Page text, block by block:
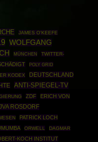
JAMES O'KEEFE
WOLFGANG
MÜNCHEN
TWITTER-
POLY GRID
KODEX
DEUTSCHLAND
ANTI-SPIEGEL-TV
ZDF
ERICH VON
ROSDORF
PATRICK LOCH
ORWELL
DAGMAR
KOCH INSTITUT